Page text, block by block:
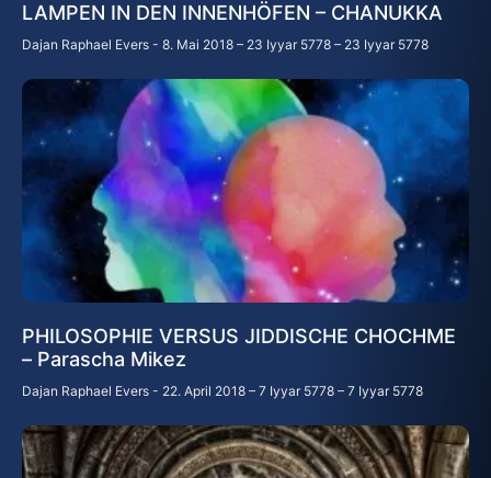
LAMPEN IN DEN INNENHÖFEN – CHANUKKA
Dajan Raphael Evers 8. Mai 2018 – 23 Iyyar 5778 – 23 Iyyar 5778
PHILOSOPHIE VERSUS JIDDISCHE CHOCHME
– Parascha Mikez
Dajan Raphael Evers 22. April 2018 – 7 Iyyar 5778 – 7 Iyyar 5778